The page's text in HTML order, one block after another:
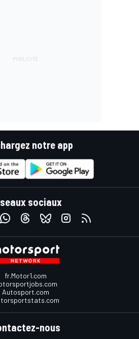
notre app
sociaux
fr.Motor1.com
Autosport.com
nous